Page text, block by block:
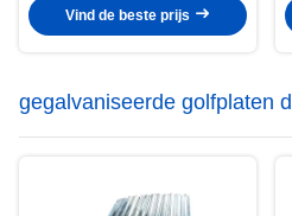
en Fabricage
Vind de beste prijs
gegalvaniseerde golfplaten